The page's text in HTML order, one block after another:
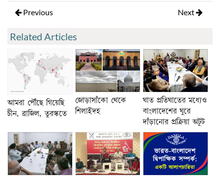
Previous Next
Related Articles
আমরা পৌঁছে গিয়েছি
চীন, ব্রাজিল, তুরস্কতে
জোড়াসাঁকো থেকে
শিলাইদহ
ঘাত প্রতিঘাতের মধ্যেও
বাংলাদেশের ঘুরে
দাঁড়ানোর প্রক্রিয়া অটুট